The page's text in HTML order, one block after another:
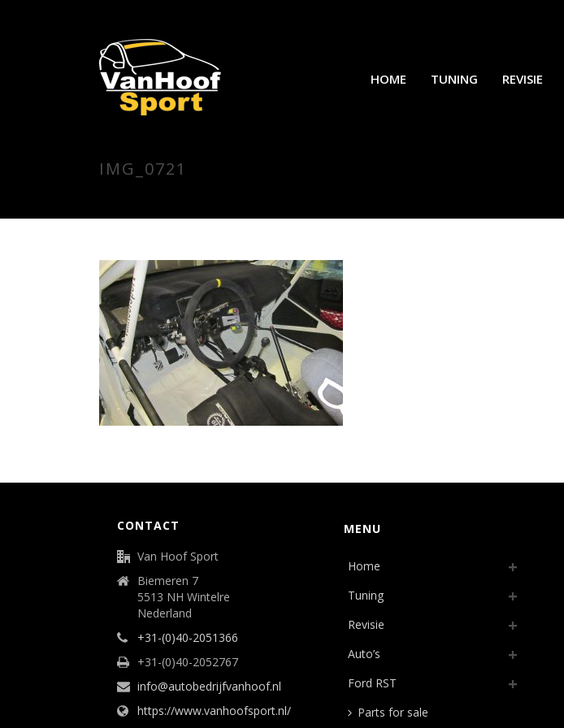
HOME TUNING REVISIE
IMG_0721
CONTACT
Van Hoof Sport
Biemeren 7
5513 NH Wintelre
Nederland
+31-(0)40-2051366
+31-(0)40-2052767
info@autobedrijfvanhoof.nl
https://www.vanhoofsport.nl/
MENU
Home
Tuning
Revisie
Auto’s
Ford RST
Parts for sale